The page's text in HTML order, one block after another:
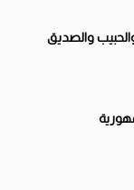
والصديق